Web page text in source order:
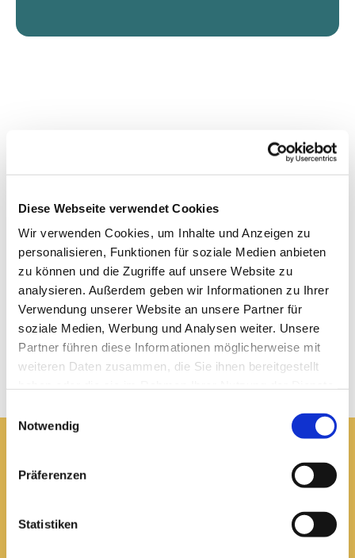
Diese Webseite verwendet Cookies
Wir verwenden Cookies, um Inhalte und Anzeigen zu
personalisieren, Funktionen für soziale Medien anbieten
zu können und die Zugriffe auf unsere Website zu
analysieren. Außerdem geben wir Informationen zu Ihrer
Verwendung unserer Website an unsere Partner für
soziale Medien, Werbung und Analysen weiter. Unsere
Partner führen diese Informationen möglicherweise mit
weiteren Daten zusammen, die Sie ihnen bereitgestellt
Notwendig
Präferenzen
Statistiken
Pfarrei St. Elisabeth Arnstadt